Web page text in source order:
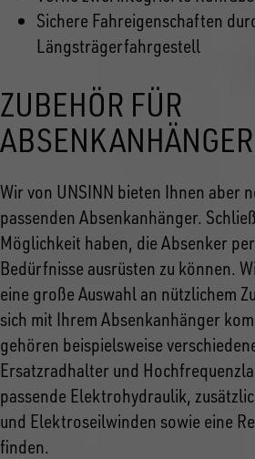
Sichere Fahreigenschaften
Längsträgerfahrgestell
ZUBEHÖR FÜR
ABSENKANHÄNGER
Wir von UNSINN bieten Ihnen aber
passenden Absenkanhänger.
Möglichkeit haben, die Absenker
Bedürfnisse ausrüsten zu können.
eine große Auswahl an nützlichem
sich mit Ihrem Absenkanhänger
gehören beispielsweise
Ersatzradhalter und
passende Elektrohydraulik,
und Elektroseilwinden sowie eine
finden.